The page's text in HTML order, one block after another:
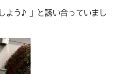
よう♪」と誘い合っていまし